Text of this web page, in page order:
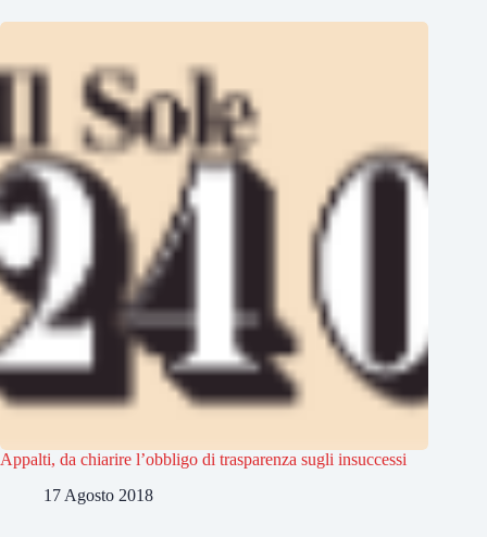
Appalti, da chiarire l’obbligo di trasparenza sugli insuccessi
17 Agosto 2018